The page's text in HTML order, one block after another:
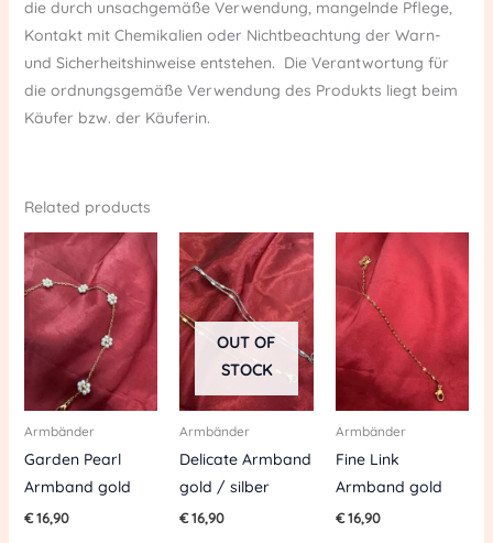
die durch unsachgemäße Verwendung, mangelnde Pflege,
Kontakt mit Chemikalien oder Nichtbeachtung der Warn-
und Sicherheitshinweise entstehen. Die Verantwortung für
die ordnungsgemäße Verwendung des Produkts liegt beim
Käufer bzw. der Käuferin.
Related products
Armbänder
Garden Pearl
Armband gold
€16,90
OUT OF
STOCK
Armbänder
Delicate Armband
gold / silber
€16,90
Armbänder
Fine Link
Armband gold
€16,90